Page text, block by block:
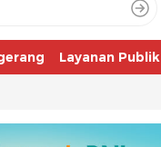
Layanan Publik